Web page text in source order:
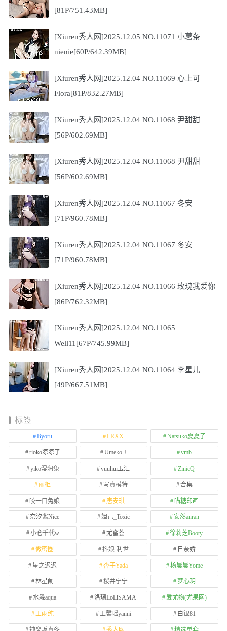
[81P/751.43MB]
[Xiuren秀人网]2025.12.05 NO.11071 小薯条
nienie[60P/642.39MB]
[Xiuren秀人网]2025.12.04 NO.11069 心上可
Flora[81P/832.27MB]
[Xiuren秀人网]2025.12.04 NO.11068 尹甜甜
[56P/602.69MB]
[Xiuren秀人网]2025.12.04 NO.11068 尹甜甜
[56P/602.69MB]
[Xiuren秀人网]2025.12.04 NO.11067 冬安
[71P/960.78MB]
[Xiuren秀人网]2025.12.04 NO.11067 冬安
[71P/960.78MB]
[Xiuren秀人网]2025.12.04 NO.11066 玫瑰我爱你
[86P/762.32MB]
[Xiuren秀人网]2025.12.04 NO.11065
Well11[67P/745.99MB]
[Xiuren秀人网]2025.12.04 NO.11064 李星儿
[49P/667.51MB]
标签
Byoru LRXX Natsuko夏夏子
rioko凉凉子 Umeko J vmb
yiko湿润兔 yuuhui玉汇 ZinieQ
丽柜 写真模特 合集
咬一口兔娘 唐安琪 喵糖印画
奈汐酱Nice 妲己_Toxic 安然anran
小仓千代w 尤蜜荟 徐莉芝Booty
微密圈 抖娘-利世 日奈娇
星之迟迟 杏子Yada 杨晨晨Yome
林星阑 桜井宁宁 梦心玥
水淼aqua 洛璃LoLiSAMA 爱尤物(尤果网)
王雨纯 王馨瑶yanni 白银81